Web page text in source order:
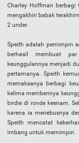
Charley Hoffman berbagi
mengakhiri babak
2 under.
Speith adalah pemimpin
berhasil membuat
keunggulannya menjadi
pertamanya. Speith
memaksanya berbagi
kelima memberinya
birdie di ronde keenam.
karena ia menebusnya
Speith mencatat
imbang untuk memimpin.